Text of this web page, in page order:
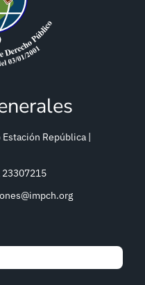
República |
23307215